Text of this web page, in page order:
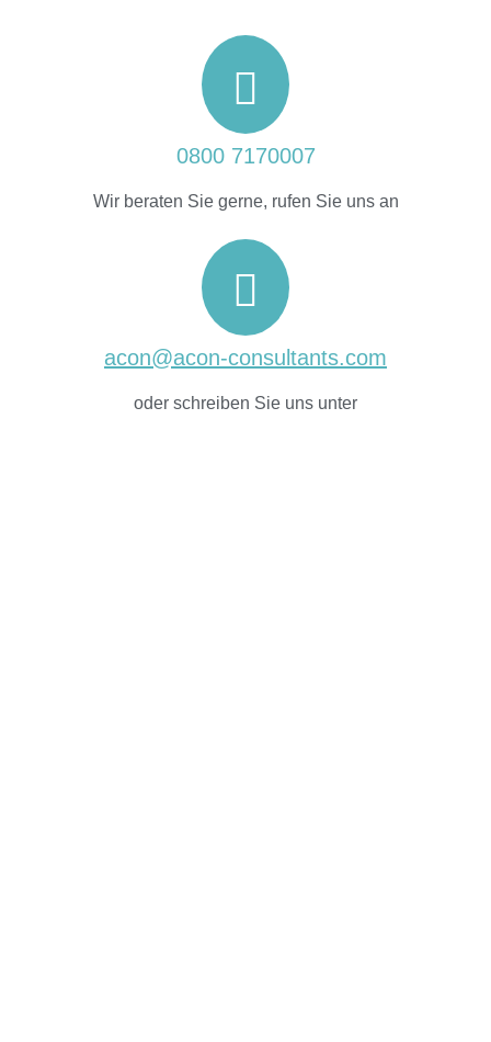
0800 7170007
Wir beraten Sie gerne, rufen Sie uns an
acon@acon-consultants.com
oder schreiben Sie uns unter